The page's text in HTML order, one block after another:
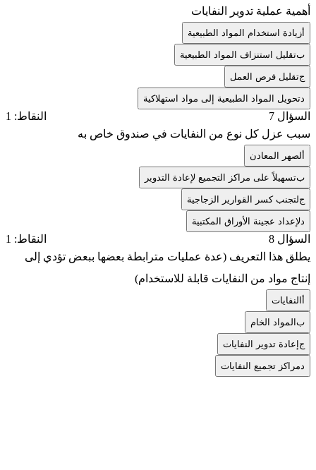
أهمية عملية تدوير النفايات
زيادة استخدام المواد الطبيعية
بتقليل استنزاف المواد الطبيعية
جتقليل فرص العمل
تحويل المواد الطبيعية إلى مواد استهلاكية
السؤال 7
النقاط: 1
سبب عزل كل نوع من النفايات في صندوق خاص به
لصهر المعادن
بتسهيلاً على مراكز التجميع لإعادة التدوير
جلتجنب كسر القوارير الزجاجية
لإعداد عجينة الأوراق المكتبية
السؤال 8
النقاط: 1
يطلق هذا التعريف (عدة عمليات مترابطة بعضها ببعض تؤدي إلى
إنتاج مواد من النفايات قابلة للاستخدام)
النفايات
بالمواد الخام
جإعادة تدوير النفايات
مراكز تجميع النفايات